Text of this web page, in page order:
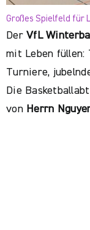
Großes Spielfeld für
DerVfL
mit Leben füllen:
Turniere,
Die
von Herrn